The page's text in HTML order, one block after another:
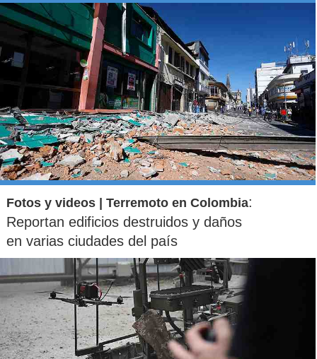
Fotos y videos | Terremoto en Colombia:
Reportan edificios destruidos y daños
en varias ciudades del país